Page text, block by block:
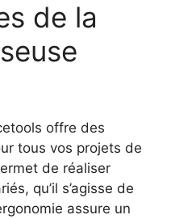
de la
offre des
tous vos projets de
de réaliser
qu’il s’agisse de
assure un